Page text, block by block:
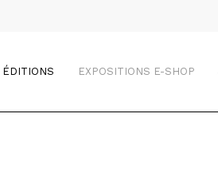
ÉDITIONS EXPOSITIONS E-SHOP